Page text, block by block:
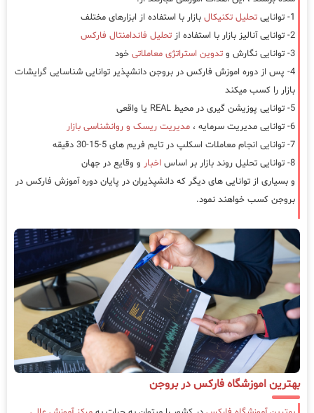
1- توانایی
تحلیل تکنیکال بازار با استفاده از ابزارهای مختلف
2- توانایی آنالیز بازار با استفاده از
تحلیل فاندامنتال فارکس
3- توانایی نگارش و
تدوین استراتژی معاملاتی خود
4- پس از دوره اموزش فارکس در بروجن دانشپذیر توانایی شناسایی گرایشات
بازار را کسب میکند
5- توانایی پوزیشن گیری در محیط REAL یا واقعی
6- توانایی مدیریت سرمایه ،
مدیریت ریسک و روانشناسی بازار
7- توانایی انجام معاملات اسکلپ در تایم فریم های 5-15-30 دقیقه
8- توانایی تحلیل روند بازار بر اساس
اخبار و وقایع در جهان
و بسیاری از توانایی های دیگر که دانشپذیران در پایان دوره آموزش فارکس در
بروجن کسب خواهند نمود.
بهترین اموزشگاه فارکس در بروجن